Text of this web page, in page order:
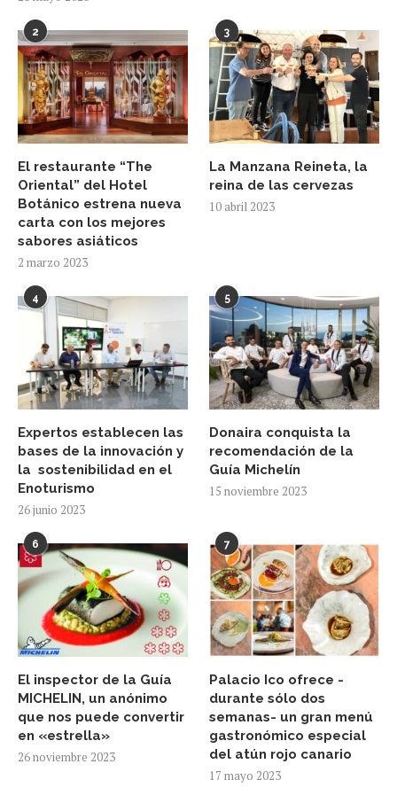
2
El restaurante “The
Oriental” del Hotel
Botánico estrena nueva
carta con los mejores
sabores asiáticos
2 marzo 2023
3
La Manzana Reineta, la
reina de las cervezas
10 abril 2023
4
Expertos establecen las
bases de la innovación y
la sostenibilidad en el
Enoturismo
26 junio 2023
5
Donaira conquista la
recomendación de la
Guía Michelín
15 noviembre 2023
6
El inspector de la Guía
MICHELIN, un anónimo
que nos puede convertir
en «estrella»
26 noviembre 2023
7
Palacio Ico ofrece -
durante sólo dos
semanas- un gran menú
gastronómico especial
del atún rojo canario
17 mayo 2023